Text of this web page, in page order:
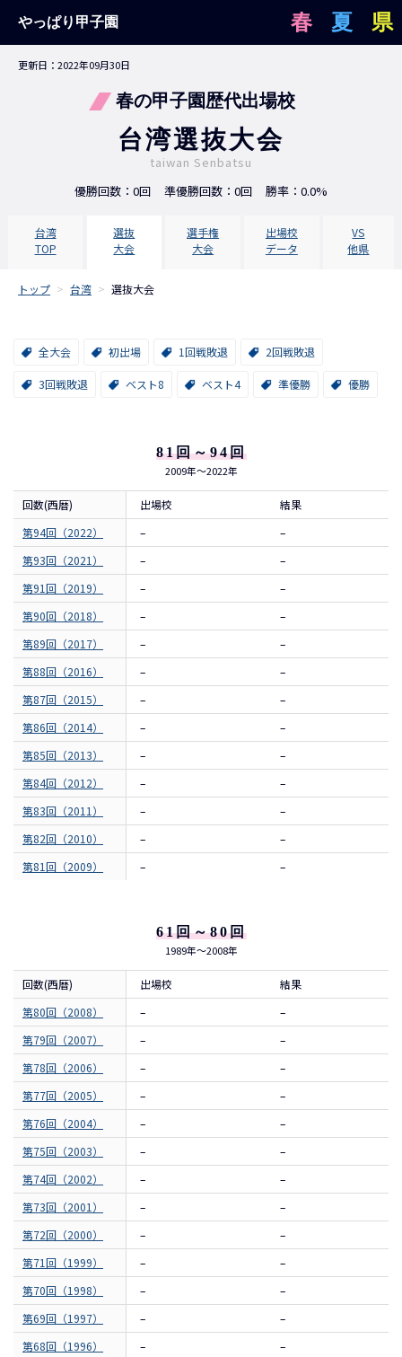
やっぱり甲子園 県
夏
春
更新日：2022年09月30日
春の甲子園歴代出場校
台湾選抜大会
taiwan Senbatsu
優勝回数：0回
準優勝回数：0回 勝率：0.0%
台湾
TOP
選抜
大会
選手権
大会
出場校
データ
VS
他県
トップ > 台湾 > 選抜大会
全大会 初出場 1回戦敗退 2回戦敗退
3回戦敗退 ベスト8 ベスト4 準優勝 優勝
81回～94回
2009年～2022年
回数(西暦) 出場校
結果
第94回（2022）
–
–
第93回（2021）
–
–
第91回（2019）
–
–
第90回（2018）
–
–
第89回（2017）
–
–
第88回（2016）
–
–
第87回（2015）
–
–
第86回（2014）
–
–
第85回（2013）
–
–
第84回（2012）
–
–
第83回（2011）
–
–
第82回（2010）
–
–
第81回（2009）
– –
61回～80回
1989年～2008年
回数(西暦) 出場校
結果
第80回（2008）
–
–
第79回（2007）
–
–
第78回（2006）
–
–
第77回（2005）
–
–
第76回（2004）
–
–
第75回（2003）
–
–
第74回（2002）
–
–
第73回（2001）
–
–
第72回（2000）
–
–
第71回（1999）
–
–
第70回（1998）
–
–
第69回（1997）
–
–
第68回（1996）
–
–